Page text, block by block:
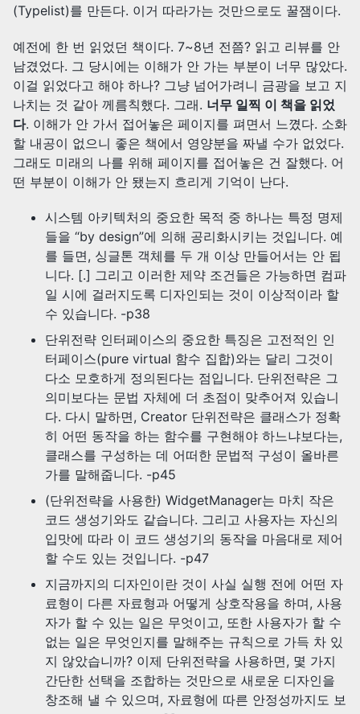
(Typelist)를 만든다. 이거 따라가는 것만으로도 꿀잼이다.
예전에 한 번 읽었던 책이다. 7~8년 전쯤? 읽고 리뷰를 안
남겼었다. 그 당시에는 이해가 안 가는 부분이 너무 많았다.
이걸 읽었다고 해야 하나? 그냥 넘어가려니 금광을 보고 지
나치는 것 같아 께름칙했다. 그래. 너무 일찍 이 책을 읽었
다. 이해가 안 가서 접어놓은 페이지를 펴면서 느꼈다. 소화
할 내공이 없으니 좋은 책에서 영양분을 짜낼 수가 없었다.
그래도 미래의 나를 위해 페이지를 접어놓은 건 잘했다. 어
떤 부분이 이해가 안 됐는지 흐리게 기억이 난다.
시스템 아키텍처의 중요한 목적 중 하나는 특정 명제
들을 “by design”에 의해 공리화시키는 것입니다. 예
를 들면, 싱글톤 객체를 두 개 이상 만들어서는 안 됩
니다. [.] 그리고 이러한 제약 조건들은 가능하면 컴파
일 시에 걸러지도록 디자인되는 것이 이상적이라 할
수 있습니다. -p38
단위전략 인터페이스의 중요한 특징은 고전적인 인
터페이스(pure virtual 함수 집합)와는 달리 그것이
다소 모호하게 정의된다는 점입니다. 단위전략은 그
의미보다는 문법 자체에 더 초점이 맞추어져 있습니
다. 다시 말하면, Creator 단위전략은 클래스가 정확
히 어떤 동작을 하는 함수를 구현해야 하느냐보다는,
클래스를 구성하는 데 어떠한 문법적 구성이 올바른
가를 말해줍니다. -p45
(단위전략을 사용한) WidgetManager는 마치 작은
코드 생성기와도 같습니다. 그리고 사용자는 자신의
입맛에 따라 이 코드 생성기의 동작을 마음대로 제어
할 수도 있는 것입니다. -p47
지금까지의 디자인이란 것이 사실 실행 전에 어떤 자
료형이 다른 자료형과 어떻게 상호작용을 하며, 사용
자가 할 수 있는 일은 무엇이고, 또한 사용자가 할 수
없는 일은 무엇인지를 말해주는 규칙으로 가득 차 있
지 않았습니까? 이제 단위전략을 사용하면, 몇 가지
간단한 선택을 조합하는 것만으로 새로운 디자인을
창조해 낼 수 있으며, 자료형에 따른 안정성까지도 보